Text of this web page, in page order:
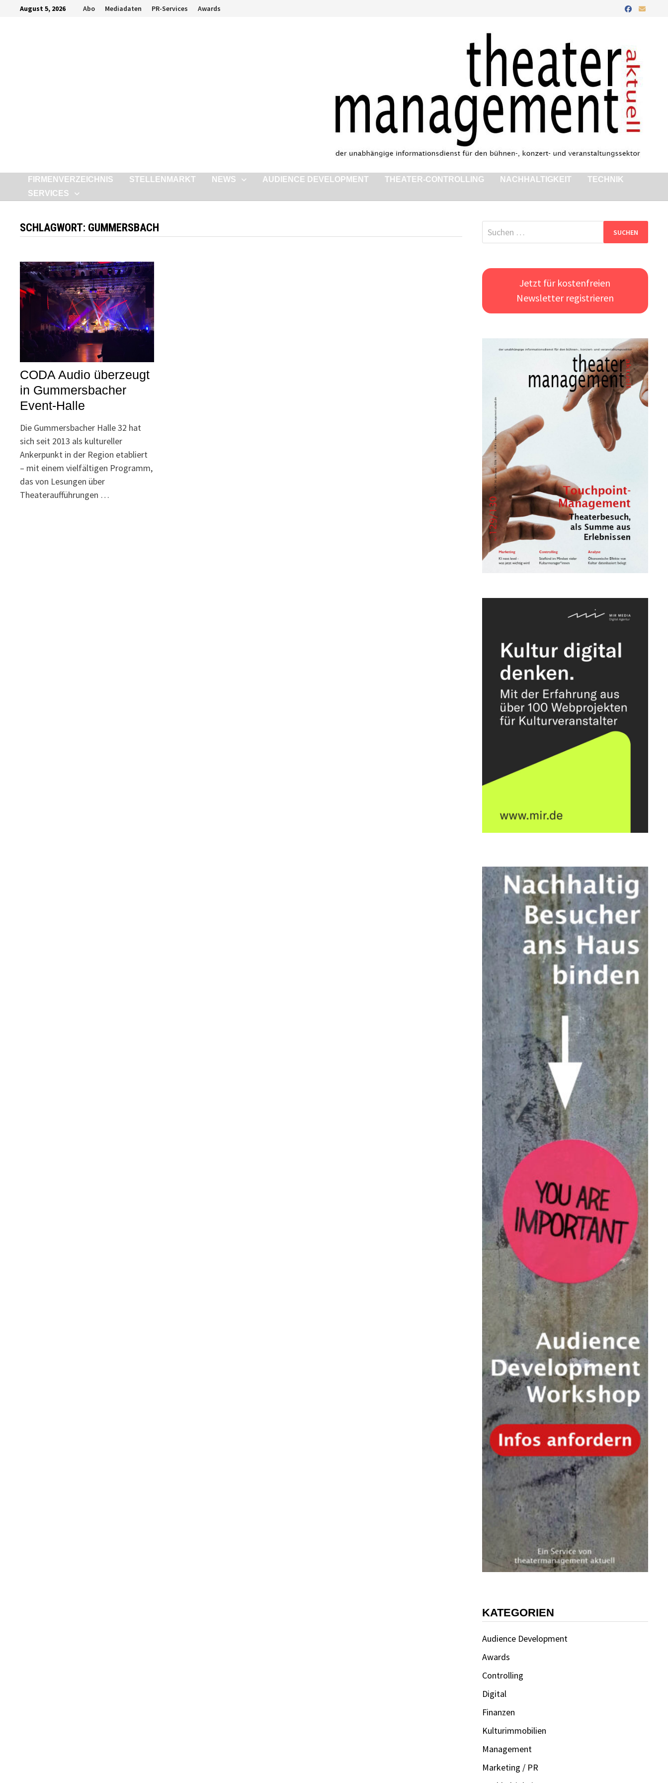
ZurückAugust 5, 2026 Abo Mediadaten PR-Services Awards
FIRMENVERZEICHNIS STELLENMARKT NEWS AUDIENCE DEVELOPMENT THEATER-CONTROLLING NACHHALTIGKEIT
TECHNIK
SERVICES
SCHLAGWORT: GUMMERSBACH
CODA Audio überzeugt
in Gummersbacher
Event-Halle
Die Gummersbacher Halle 32 hat
sich seit 2013 als kultureller
Ankerpunkt in der Region etabliert
– mit einem vielfältigen Programm,
das von Lesungen über
Theateraufführungen …
Suchen
nach:
Jetzt für kostenfreien
Newsletter registrieren
KATEGORIEN
Audience Development
Awards
Controlling
Digital
Finanzen
Kulturimmobilien
Management
Marketing / PR